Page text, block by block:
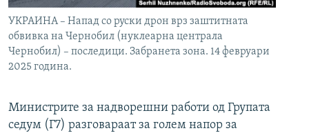
УКРАИНА – Напад со руски дрон врз заштитната
обвивка на Чернобил (нуклеарна централа
Чернобил) – последици. Забранета зона. 14 февруари
2025 година.
Министрите за надворешни работи од Групата
седум (Г7) разговараат за голем напор за